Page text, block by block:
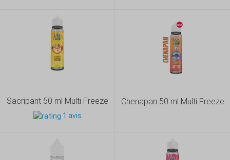
Sacripant 50 ml Multi Freeze
1 avis
Chenapan 50 ml Multi Freeze